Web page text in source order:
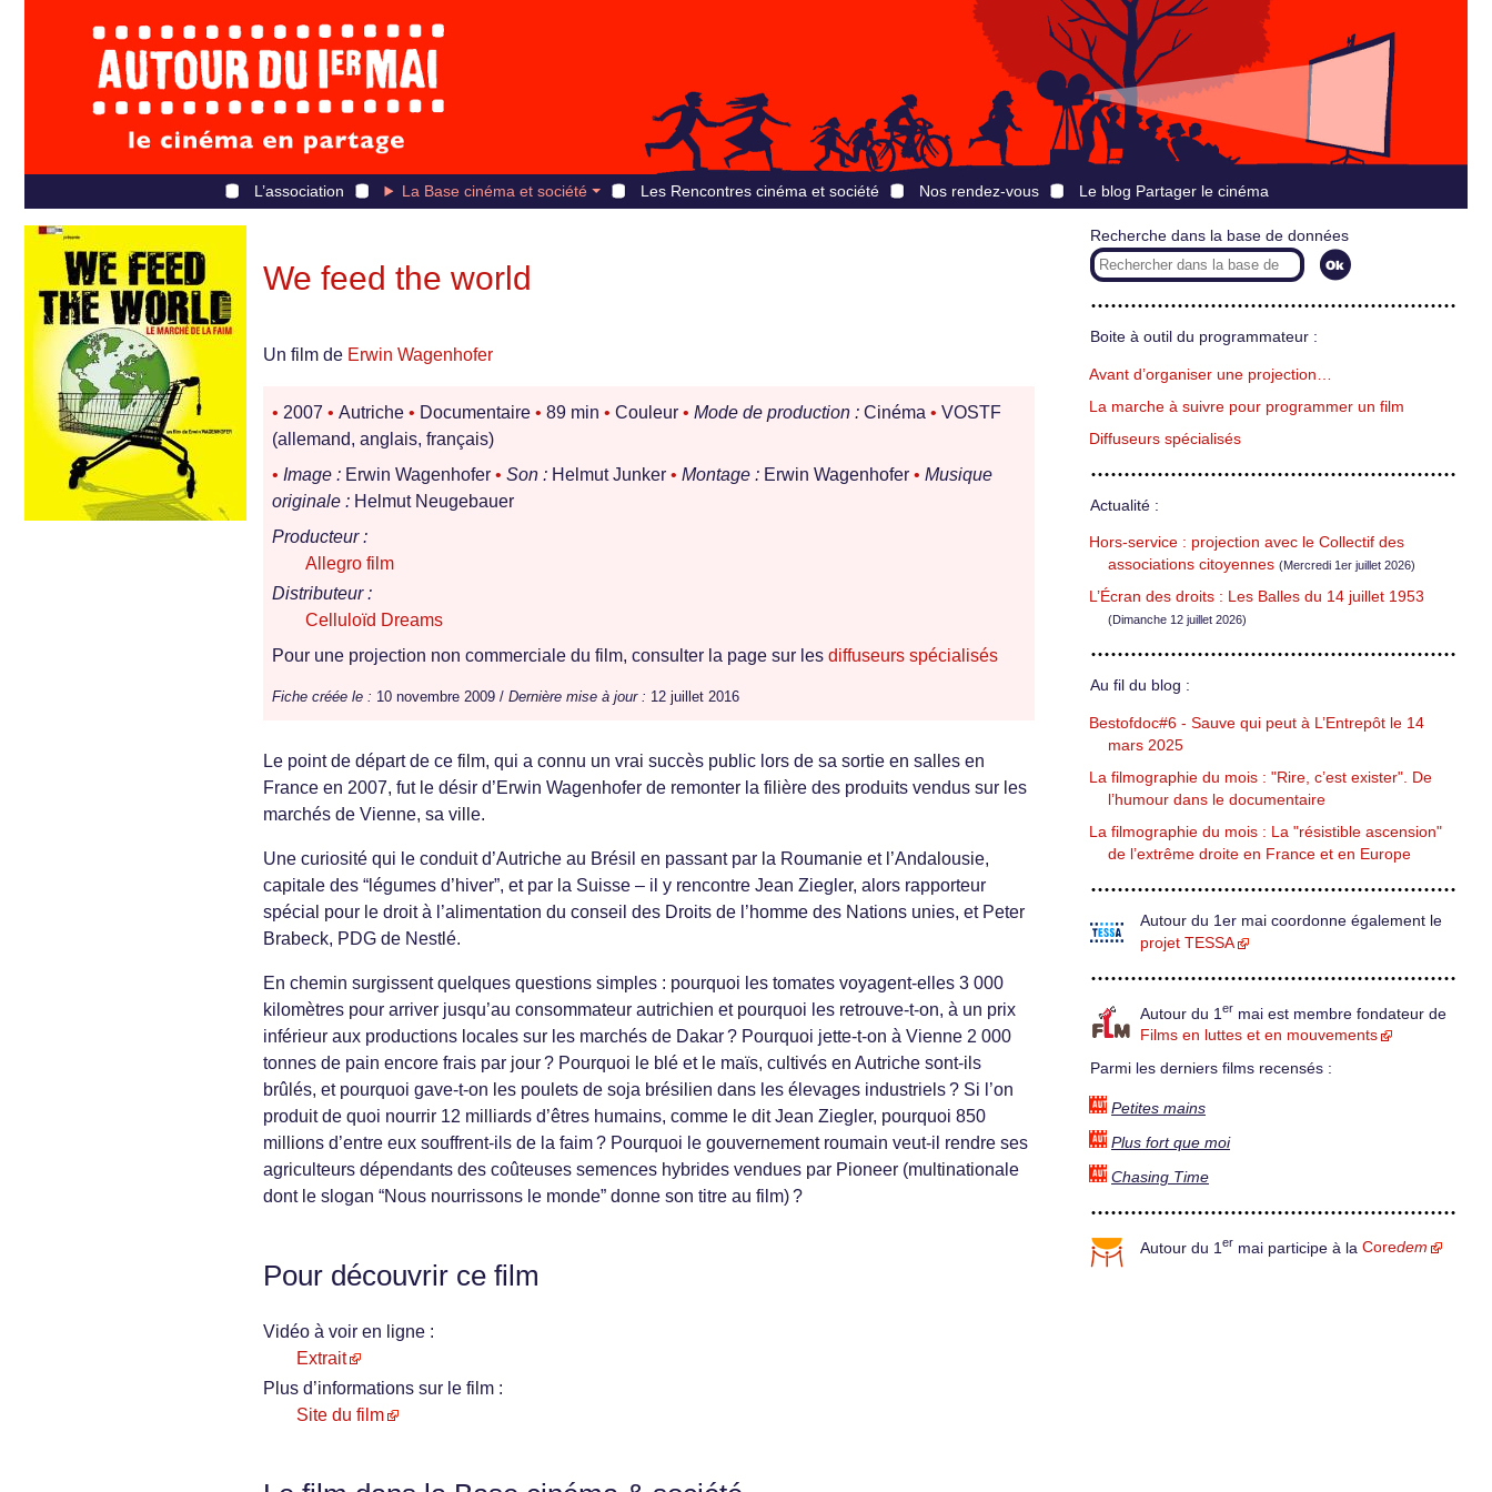
L’association La Base cinéma et société Les Rencontres cinéma et société Nos rendez-vous Le blog Partager le cinéma
We feed the world
Un film de Erwin Wagenhofer
• 2007 • Autriche • Documentaire • 89 min • Couleur • Mode de production : Cinéma • VOSTF
(allemand, anglais, français)
• Image : Erwin Wagenhofer • Son : Helmut Junker • Montage : Erwin Wagenhofer • Musique
originale : Helmut Neugebauer
Producteur :
Allegro film
Distributeur :
Celluloïd Dreams
Pour une projection non commerciale du film, consulter la page sur les diffuseurs spécialisés
Fiche créée le : 10 novembre 2009 / Dernière mise à jour : 12 juillet 2016
Le point de départ de ce film, qui a connu un vrai succès public lors de sa sortie en salles en
France en 2007, fut le désir d’Erwin Wagenhofer de remonter la filière des produits vendus sur les
marchés de Vienne, sa ville.
Une curiosité qui le conduit d’Autriche au Brésil en passant par la Roumanie et l’Andalousie,
capitale des “légumes d’hiver”, et par la Suisse – il y rencontre Jean Ziegler, alors rapporteur
spécial pour le droit à l’alimentation du conseil des Droits de l’homme des Nations unies, et Peter
Brabeck, PDG de Nestlé.
En chemin surgissent quelques questions simples : pourquoi les tomates voyagent-elles 3 000
kilomètres pour arriver jusqu’au consommateur autrichien et pourquoi les retrouve-t-on, à un prix
inférieur aux productions locales sur les marchés de Dakar ? Pourquoi jette-t-on à Vienne 2 000
tonnes de pain encore frais par jour ? Pourquoi le blé et le maïs, cultivés en Autriche sont-ils
brûlés, et pourquoi gave-t-on les poulets de soja brésilien dans les élevages industriels ? Si l’on
produit de quoi nourrir 12 milliards d’êtres humains, comme le dit Jean Ziegler, pourquoi 850
millions d’entre eux souffrent-ils de la faim ? Pourquoi le gouvernement roumain veut-il rendre ses
agriculteurs dépendants des coûteuses semences hybrides vendues par Pioneer (multinationale
dont le slogan “Nous nourrissons le monde” donne son titre au film) ?
Pour découvrir ce film
Vidéo à voir en ligne :
Extrait
Plus d’informations sur le film :
Site du film
Recherche dans la base de données
Boite à outil du programmateur :
Avant d’organiser une projection…
La marche à suivre pour programmer un film
Diffuseurs spécialisés
Actualité :
Hors-service : projection avec le Collectif des
associations citoyennes (Mercredi 1er juillet 2026)
L’Écran des droits : Les Balles du 14 juillet 1953
(Dimanche 12 juillet 2026)
Au fil du blog :
Bestofdoc#6 - Sauve qui peut à L’Entrepôt le 14
mars 2025
La filmographie du mois : "Rire, c’est exister". De
l’humour dans le documentaire
La filmographie du mois : La "résistible ascension"
de l’extrême droite en France et en Europe
Autour du 1er mai coordonne également le
projet TESSA
Autour du 1 er mai est membre fondateur de
Films en luttes et en mouvements
Parmi les derniers films recensés :
Petites mains
Plus fort que moi
Chasing Time
Autour du 1 er mai participe à la Coredem